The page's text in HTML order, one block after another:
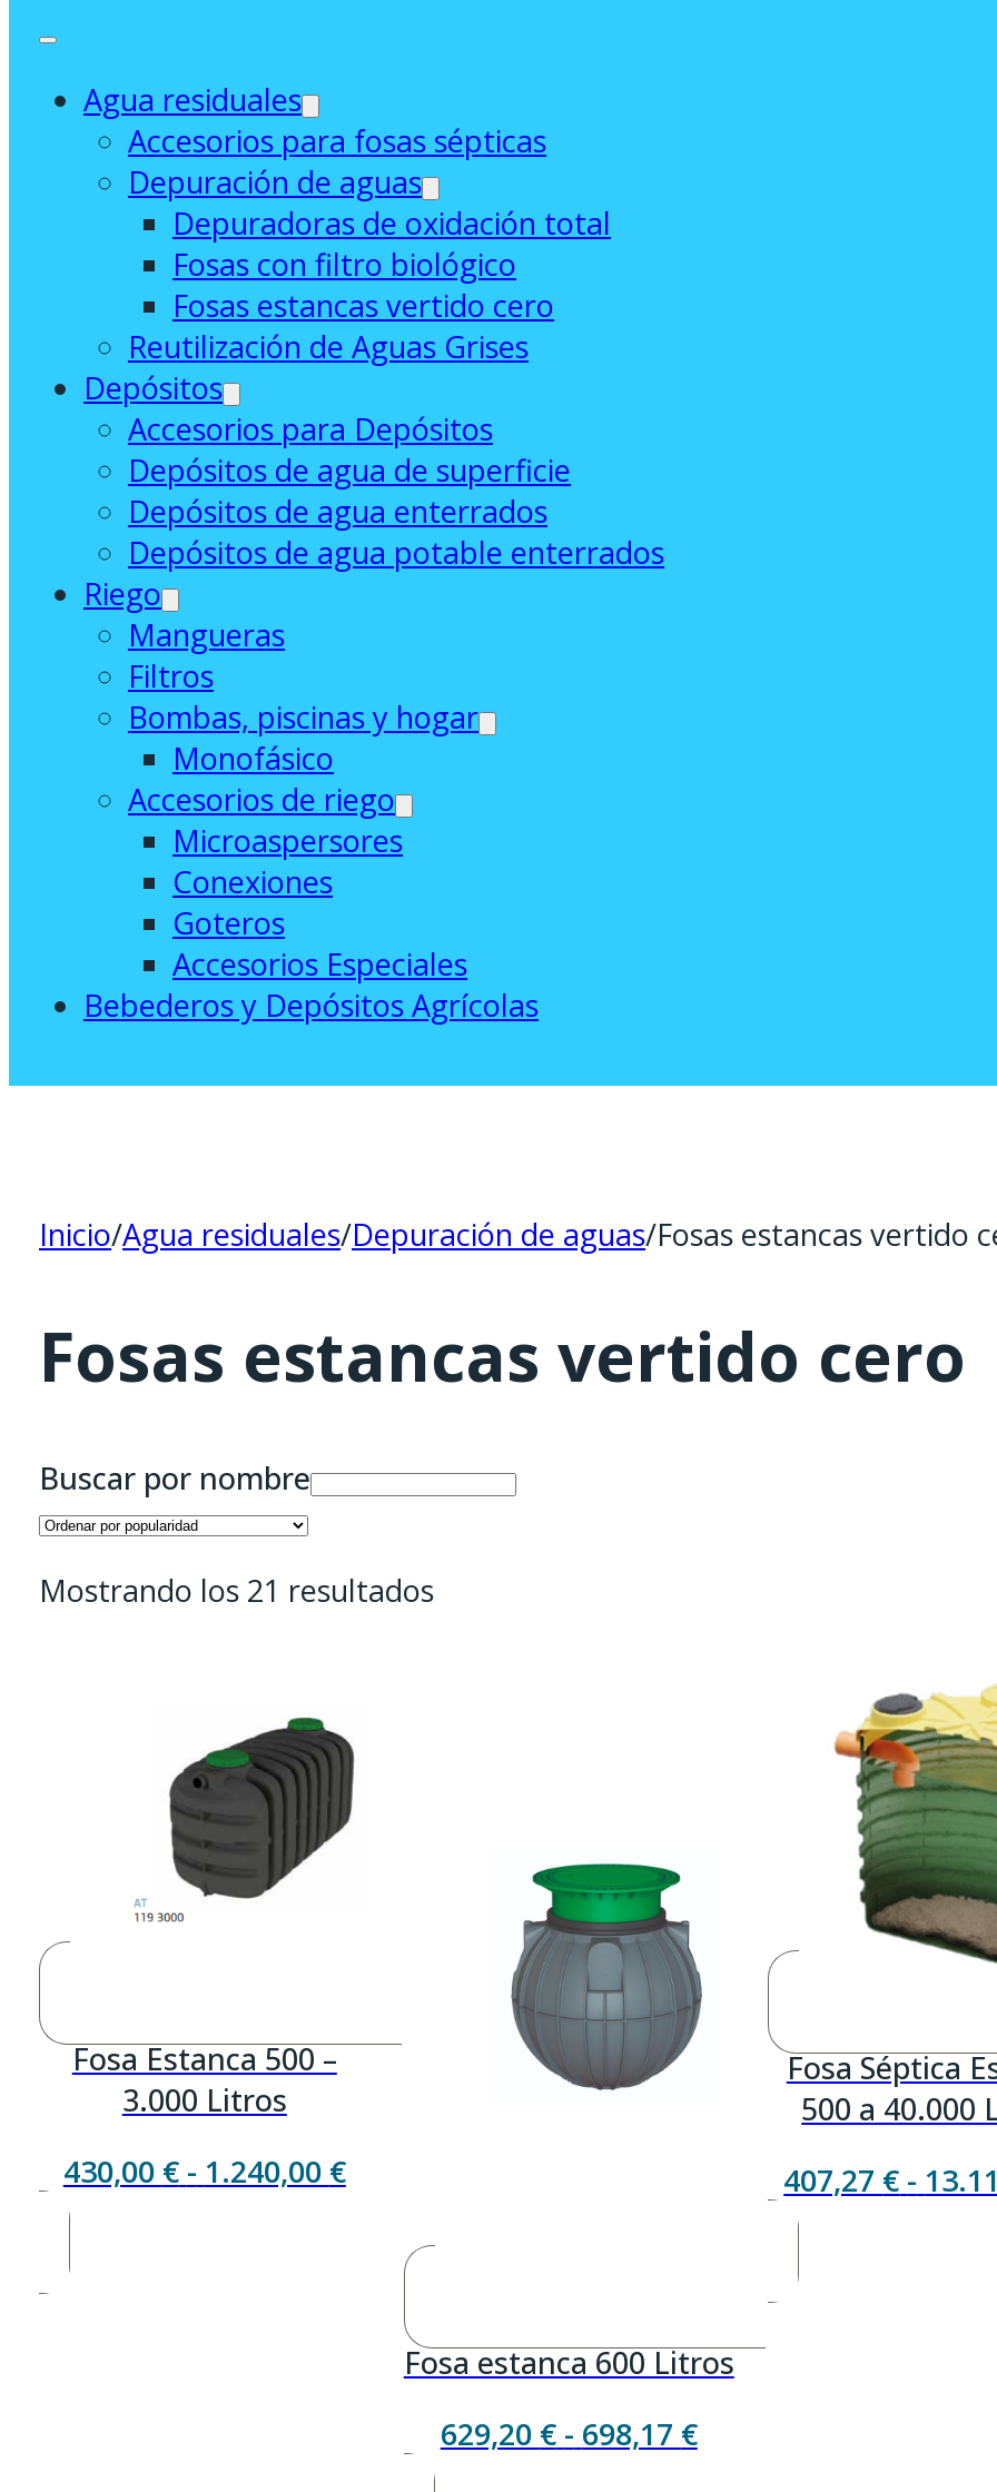
Agua residuales
Accesorios para fosas sépticas
Depuración de aguas
Depuradoras de oxidación total
Fosas con filtro biológico
Fosas estancas vertido cero
Reutilización de Aguas Grises
Depósitos
Accesorios para Depósitos
Depósitos de agua de superficie
Depósitos de agua enterrados
Depósitos de agua potable enterrados
Riego
Mangueras
Filtros
Bombas, piscinas y hogar
Monofásico
Accesorios de riego
Microaspersores
Conexiones
Goteros
Accesorios Especiales
Bebederos y Depósitos Agrícolas
Inicio/Agua residuales/Depuración de aguas/Fosas estancas vertido
Fosas estancas vertido cero
Buscar por nombre
Mostrando los 21 resultadosOrdenado
Fosa Estanca 500 –
3.000 Litros
430,00 € - 1.240,00 €Rango
precios:
430,00 €
hasta
1.240,00 €
Fosa estanca 600 Litros
629,20 € - 698,17 €Rango
Fosa Séptica
500 a 40.000
407,27 € -